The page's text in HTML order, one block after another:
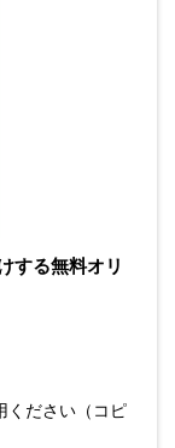
する無料オリ
ください（コピ